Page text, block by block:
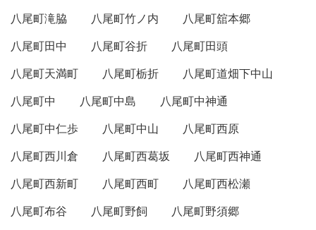
八尾町滝脇
八尾町竹ノ内
八尾町舘本郷
八尾町田中
八尾町谷折
八尾町田頭
八尾町天満町
八尾町栃折
八尾町道畑下中山
八尾町中
八尾町中島
八尾町中神通
八尾町中仁歩
八尾町中山
八尾町西原
八尾町西川倉
八尾町西葛坂
八尾町西神通
八尾町西新町
八尾町西町
八尾町西松瀬
八尾町布谷
八尾町野飼
八尾町野須郷